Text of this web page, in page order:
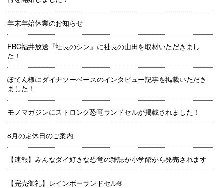
年末年始休業のお知らせ
FBC福井放送『社長のシン』に社長の山田を取材いただきまし
た！
ぽてん様にダイナソーベースのインタビュー記事を掲載いただき
ました！
モノマガジンにストロング恐竜ランドセルが掲載されました！
8月の定休日のご案内
【速報】みんなダイ好きな恐竜の雑誌が小学館から発売されます
【完売御礼】レインボーランドセル®